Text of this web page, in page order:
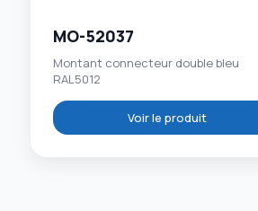
MO-52037
Montant connecteur double bleu
RAL5012
Voir le produit